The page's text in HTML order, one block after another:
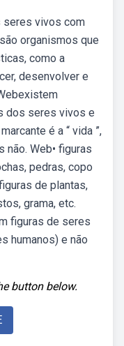
seres vivos com
organismos que
como a
desenvolver e
dos seres vivos e
é a “ vida ”,
não. Web• figuras
pedras, copo
de plantas,
grama, etc.
figuras de seres
humanos) e não
button below.